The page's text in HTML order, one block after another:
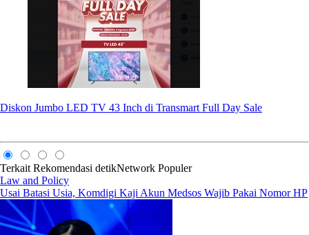
Diskon Jumbo LED TV 43 Inch di Transmart Full Day Sale
Terkait Rekomendasi detikNetwork Populer
Law and Policy
Usai Batasi Usia, Komdigi Kaji Akun Medsos Wajib Pakai Nomor HP